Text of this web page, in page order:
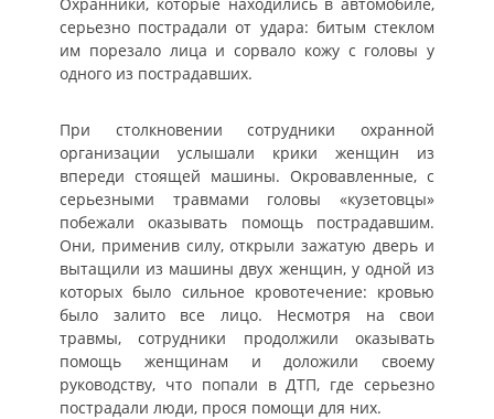
серьезно пострадали от удара: битым стеклом
им порезало лица и сорвало кожу с головы у
одного из пострадавших.
При столкновении сотрудники охранной
организации услышали крики женщин из
впереди стоящей машины. Окровавленные, с
серьезными травмами головы «кузетовцы»
побежали оказывать помощь пострадавшим.
Они, применив силу, открыли зажатую дверь и
вытащили из машины двух женщин, у одной из
которых было сильное кровотечение: кровью
было залито все лицо. Несмотря на свои
травмы, сотрудники продолжили оказывать
помощь женщинам и доложили своему
руководству, что попали в ДТП, где серьезно
пострадали люди, прося помощи для них.